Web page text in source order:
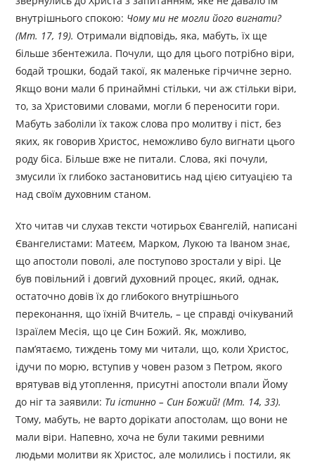
внутрішнього спокою: Чому ми не могли його вигнати?
(Мт. 17, 19). Отримали відповідь, яка, мабуть, їх ще
більше збентежила. Почули, що для цього потрібно віри,
бодай трошки, бодай такої, як маленьке гірчичне зерно.
Якщо вони мали б принаймні стільки, чи аж стільки віри,
то, за Христовими словами, могли б переносити гори.
Мабуть заболіли їх також слова про молитву і піст, без
яких, як говорив Христос, неможливо було вигнати цього
роду біса. Більше вже не питали. Слова, які почули,
змусили їх глибоко застановитись над цією ситуацією та
над своїм духовним станом.
Хто читав чи слухав тексти чотирьох Євангелій, написані
Євангелистами: Матеєм, Марком, Лукою та Іваном знає,
що апостоли поволі, але поступово зростали у вірі. Це
був повільний і довгий духовний процес, який, однак,
остаточно довів їх до глибокого внутрішнього
переконання, що їхній Вчитель, – це справді очікуваний
Ізраїлем Месія, що це Син Божий. Як, можливо,
пам’ятаємо, тиждень тому ми читали, що, коли Христос,
ідучи по морю, вступив у човен разом з Петром, якого
врятував від утоплення, присутні апостоли впали Йому
до ніг та заявили: Ти істинно – Син Божий! (Мт. 14, 33).
Тому, мабуть, не варто дорікати апостолам, що вони не
мали віри. Напевно, хоча не були такими ревними
людьми молитви як Христос, але молились і постили, як